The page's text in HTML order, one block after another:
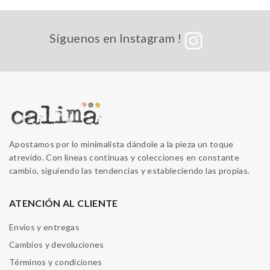
Síguenos en Instagram !
Apostamos por lo minimalista dándole a la pieza un toque
atrevido. Con líneas continuas y colecciones en constante
cambio, siguiendo las tendencias y estableciendo las propias.
ATENCIÓN AL CLIENTE
Envíos y entregas
Cambios y devoluciones
Términos y condiciones